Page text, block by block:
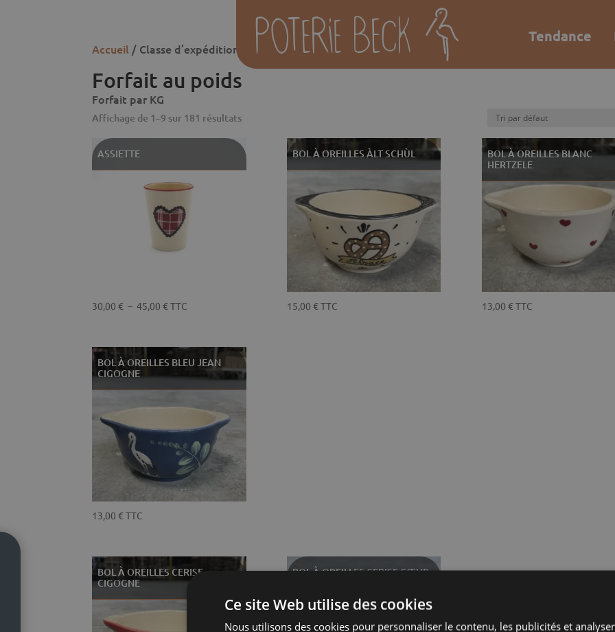
Tendance
Accueil / Classe d’expédition du produit / Forfait au poids
Forfait au poids
Forfait par KG
Affichage de 1–9 sur 181 résultats
ASSIETTE
30,00€ – 45,00€ Plage
30,00 €
à
TTC
BOL À OREILLES ÀLT SCHÙL
15,00 € TTC
BOL À OREILLES BLANC
HERTZELE
13,00 € TTC
BOL À OREILLES BLEU JEAN
CIGOGNE
13,00€ TTC
BOL À OREILLES CERISE
CIGOGNE
BOL À OREILLES CERISE CŒUR
Ce site Web utilise des cookies
Nous utilisons des cookies pour personnaliser le contenu, les publicités et